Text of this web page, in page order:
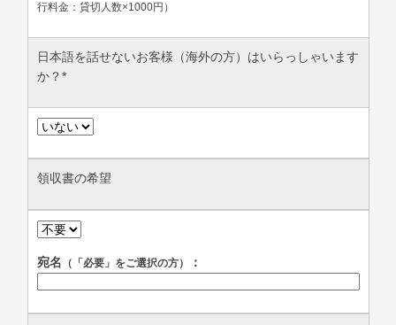
行料金：貸切人数×1000円）
日本語を話せないお客様（海外の方）はいらっしゃいます
か？*
領収書の希望
宛名 （「必要」をご選択の方） ：